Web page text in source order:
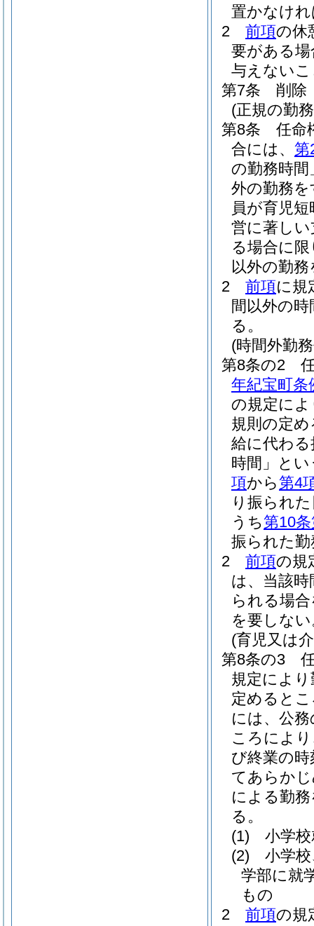
置かなけ
2
前項の休
要がある
与えない
第7条
削除
(正規の勤
第8条
任命
合には、 第
の勤務時
外の勤務
員が育児
営に著し
る場合に
以外の勤
2
前項に規
間以外の
る。
(時間外勤
第8条の2
年紀宝町条
の規定に
規則の定
給に代わ
時間」とい
項から第4
り振られ
うち第10
振られた
2
前項の規
は、当該
られる場
を要しな
(育児又は
第8条の3
規定によ
定めると
には、公
ころによ
び終業の
てあらか
による勤
る。
(1)
小学
(2)
小学
学部に就
もの
2
前項の規